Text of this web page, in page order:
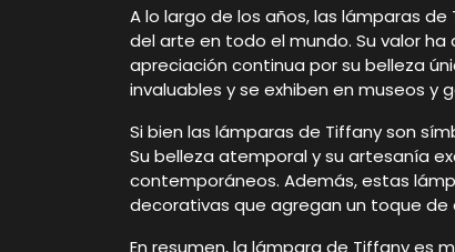
A lo largo de los años, las lámparas
del arte en todo el mundo. Su valor
apreciación continua por su belleza
invaluables y se exhiben en museos y
Si bien las lámparas de Tiffany son
Su belleza atemporal y su artesanía
contemporáneos. Además, estas
decorativas que agregan un toque de
En resumen, la lámpara de Tiffany es